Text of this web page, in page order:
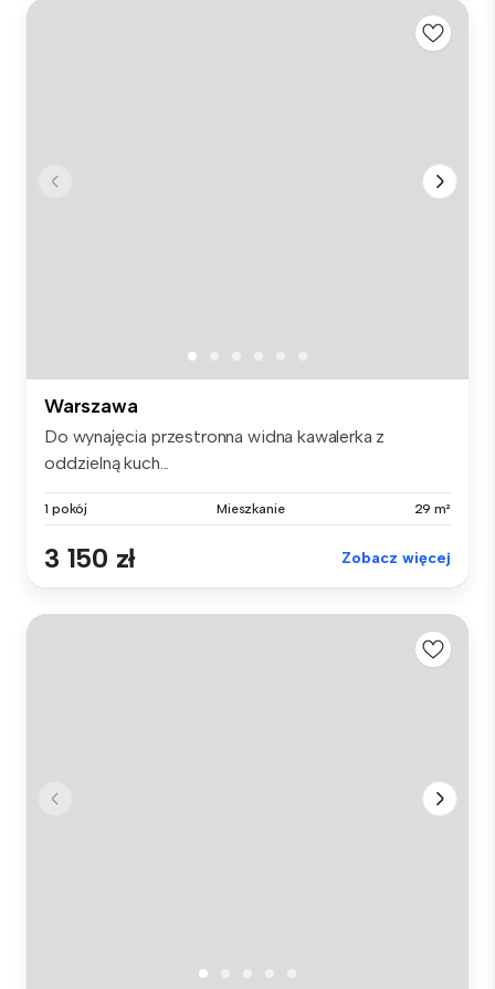
Warszawa
Do wynajęcia przestronna widna kawalerka z
oddzielną kuch...
1 pokój Mieszkanie 29 m²
3 150 zł Zobacz więcej